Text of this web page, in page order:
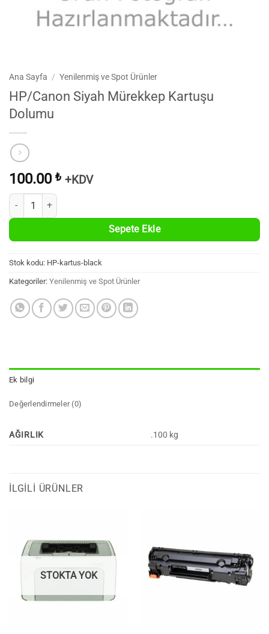
Ana Sayfa / Yenilenmiş ve Spot Ürünler
HP/Canon Siyah Mürekkep Kartuşu
Dolumu
100.00 ₺ +KDV
HP/Canon Siyah Mürekkep Kartuşu Dolumu adet
Sepete Ekle
Stok kodu: HP-kartus-black
Kategoriler: Yenilenmiş ve Spot Ürünler
Ek bilgi
Değerlendirmeler (0)
AĞIRLIK .100 kg
İLGILI ÜRÜNLER
STOKTA YOK